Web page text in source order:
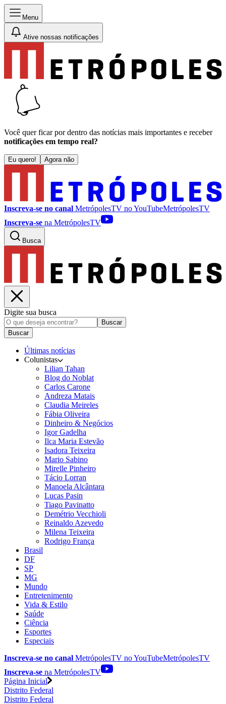
Menu
Ative nossas notificações
Você quer ficar por dentro das notícias mais importantes e receber
notificações em tempo real?
Eu quero! Agora não
Inscreva-se no canal MetrópolesTV noYouTubeMetrópolesTV
Inscreva-se na MetrópolesTV
Busca
Digite sua busca
Buscar
Buscar
Últimas notícias
Colunistas
Lilian Tahan
Blog do Noblat
Carlos Carone
Andreza Matais
Claudia Meireles
Fábia Oliveira
Dinheiro & Negócios
Igor Gadelha
Ilca Maria Estevão
Isadora Teixeira
Mario Sabino
Mirelle Pinheiro
Tácio Lorran
Manoela Alcântara
Lucas Pasin
Tiago Pavinatto
Demétrio Vecchioli
Reinaldo Azevedo
Milena Teixeira
Rodrigo França
Brasil
DF
SP
MG
Mundo
Entretenimento
Vida & Estilo
Saúde
Ciência
Esportes
Especiais
Inscreva-se no canal MetrópolesTV noYouTubeMetrópolesTV
Inscreva-se na MetrópolesTV
Página Inicial
Distrito Federal
Distrito Federal